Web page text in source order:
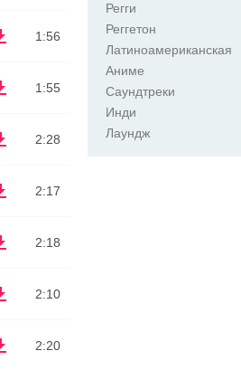
1:56
1:55
2:28
2:17
2:18
2:10
2:20
Регги
Реггетон
Латиноамериканская
Аниме
Саундтреки
Инди
Лаундж